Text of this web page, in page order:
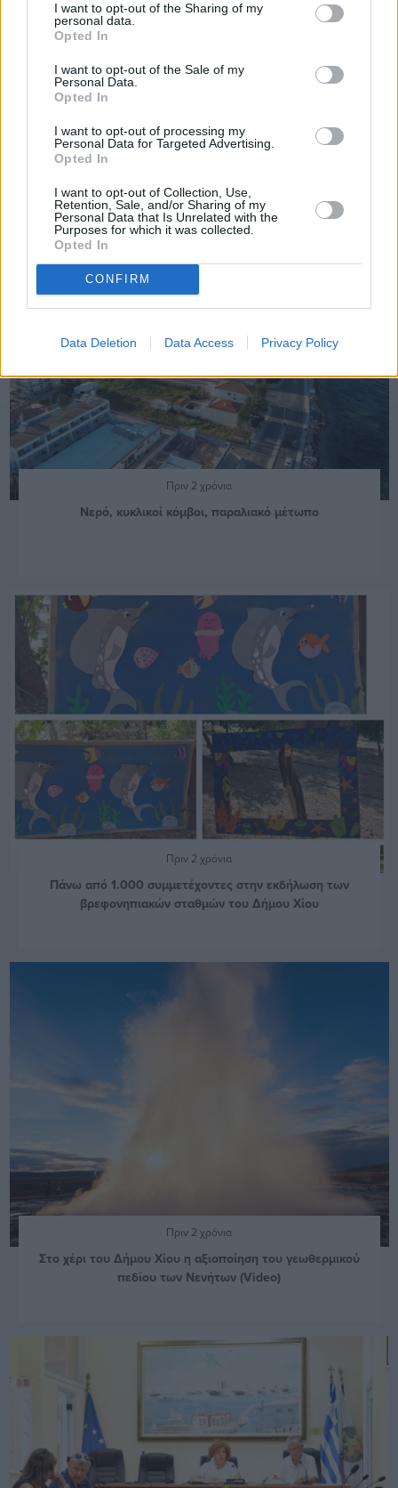
I want to opt-out of the Sharing of my
personal data.
Opted In
I want to opt-out of the Sale of my
Personal Data.
Opted In
I want to opt-out of processing my
Personal Data for Targeted Advertising.
Opted In
I want to opt-out of Collection, Use,
Retention, Sale, and/or Sharing of my
Personal Data that Is Unrelated with the
Purposes for which it was collected.
Opted In
CONFIRM
Data Deletion Data Access Privacy Policy
Kομποστοποιήσεις στον Κάμπο | Πολυμεσική έκθεση του
Στρατή Βογιατζή στο Κτήμα Στεφάνου
Πριν 2 χρόνια
Νερό, κυκλικοί κόμβοι, παραλιακό μέτωπο
Πριν 2 χρόνια
Πάνω από 1.000 συμμετέχοντες στην εκδήλωση των
βρεφονηπιακών σταθμών του Δήμου Χίου
Πριν 2 χρόνια
Στο χέρι του Δήμου Χίου η αξιοποίηση του γεωθερμικού
πεδίου των Νενήτων (Video)